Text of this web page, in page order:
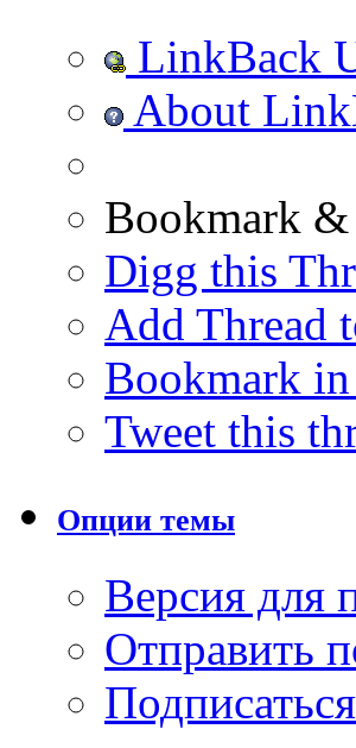
LinkBack
About
Bookmark &
Digg this
Add Thread
Bookmark
Tweet this
Опции темы
Версия для
Отправить